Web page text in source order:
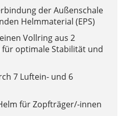
der Außenschale
Helmmaterial (EPS)
Vollring aus 2
optimale Stabilität und
7 Luftein- und 6
für Zopfträger/-innen